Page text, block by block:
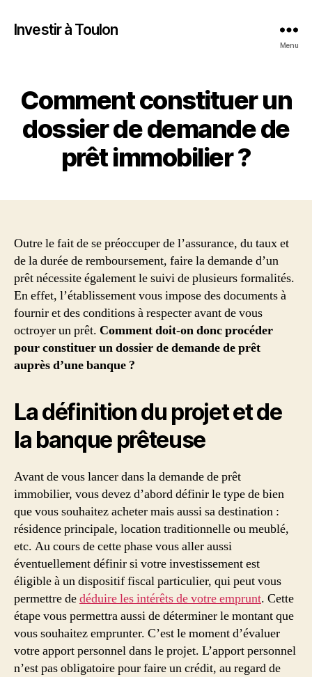
Investir à Toulon
Menu
Comment constituer un
dossier de demande de
prêt immobilier ?
Outre le fait de se préoccuper de l’assurance, du taux et
de la durée de remboursement, faire la demande d’un
prêt nécessite également le suivi de plusieurs formalités.
En effet, l’établissement vous impose des documents à
fournir et des conditions à respecter avant de vous
octroyer un prêt. Comment doit-on donc procéder
pour constituer un dossier de demande de prêt
auprès d’une banque ?
La définition du projet et de
la banque prêteuse
Avant de vous lancer dans la demande de prêt
immobilier, vous devez d’abord définir le type de bien
que vous souhaitez acheter mais aussi sa destination :
résidence principale, location traditionnelle ou meublé,
etc. Au cours de cette phase vous aller aussi
éventuellement définir si votre investissement est
éligible à un dispositif fiscal particulier, qui peut vous
permettre dedéduire les intérêts de votre emprunt. Cette
étape vous permettra aussi de déterminer le montant que
vous souhaitez emprunter. C’est le moment d’évaluer
votre apport personnel dans le projet. L’apport personnel
n’est pas obligatoire pour faire un crédit, au regard de